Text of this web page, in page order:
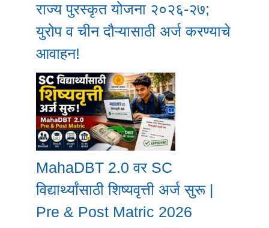
राज्य पुरस्कृत योजना २०२६-२७;
युरोप व चीन दौऱ्यासाठी अर्ज करण्याचे
आवाहन!
MahaDBT 2.0 वर SC
विद्यार्थ्यांसाठी शिष्यवृत्ती अर्ज सुरू |
Pre & Post Matric 2026